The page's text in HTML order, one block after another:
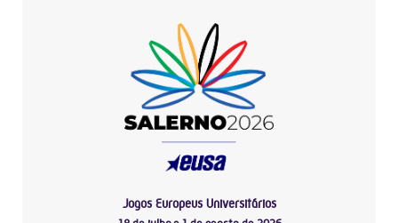
Jogos Europeus Universitários